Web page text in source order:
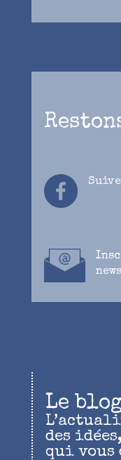
Le
des
qui vous